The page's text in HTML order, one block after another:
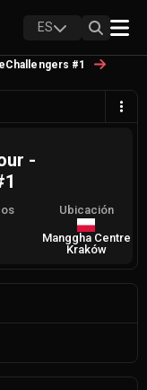
ES
#1
-
Ubicación
Manggha Centre
Kraków